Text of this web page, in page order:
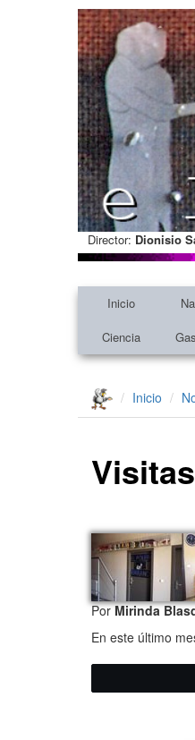
Director: Dionisio
Inicio
Ciencia
Inicio
PorMirinda
En este último